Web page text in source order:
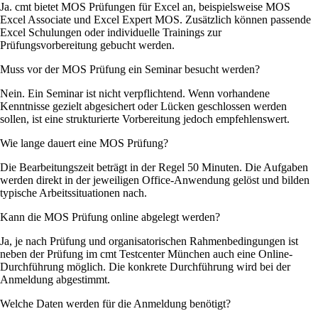
Ja. cmt bietet MOS Prüfungen für Excel an, beispielsweise MOS
Excel Associate und Excel Expert MOS. Zusätzlich können passende
Excel Schulungen oder individuelle Trainings zur
Prüfungsvorbereitung gebucht werden.
Muss vor der MOS Prüfung ein Seminar besucht werden?
Nein. Ein Seminar ist nicht verpflichtend. Wenn vorhandene
Kenntnisse gezielt abgesichert oder Lücken geschlossen werden
sollen, ist eine strukturierte Vorbereitung jedoch empfehlenswert.
Wie lange dauert eine MOS Prüfung?
Die Bearbeitungszeit beträgt in der Regel 50 Minuten. Die Aufgaben
werden direkt in der jeweiligen Office-Anwendung gelöst und bilden
typische Arbeitssituationen nach.
Kann die MOS Prüfung online abgelegt werden?
Ja, je nach Prüfung und organisatorischen Rahmenbedingungen ist
neben der Prüfung im cmt Testcenter München auch eine Online-
Durchführung möglich. Die konkrete Durchführung wird bei der
Anmeldung abgestimmt.
Welche Daten werden für die Anmeldung benötigt?